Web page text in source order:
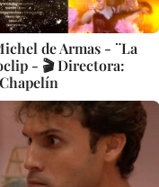
de Armas - ¨La
- 🎬 Directora: